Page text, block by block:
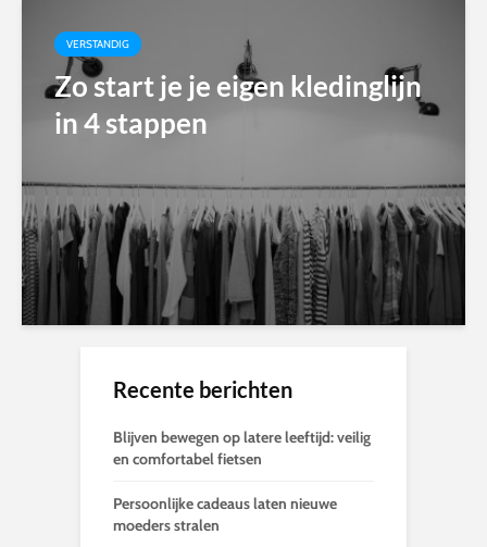
VERSTANDIG
Zo start je je eigen kledinglijn
in 4 stappen
Recente berichten
Blijven bewegen op latere leeftijd: veilig
en comfortabel fietsen
Persoonlijke cadeaus laten nieuwe
moeders stralen